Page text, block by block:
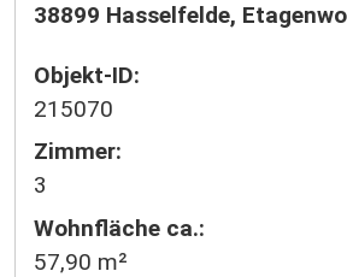
38899 Hasselfelde,
Objekt-ID:
215070
Zimmer:
3
Wohnfläche ca.:
57,90 m²